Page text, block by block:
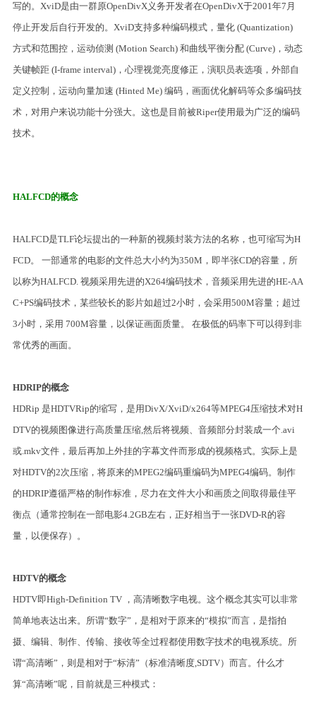
写的。XviD是由一群原OpenDivX义务开发者在OpenDivX于2001年7月
停止开发后自行开发的。XviD支持多种编码模式，量化 (Quantization)
方式和范围控，运动侦测 (Motion Search) 和曲线平衡分配 (Curve)，动态
关键帧距 (I-frame interval)，心理视觉亮度修正，演职员表选项，外部自
定义控制，运动向量加速 (Hinted Me) 编码，画面优化解码等众多编码技
术，对用户来说功能十分强大。这也是目前被Riper使用最为广泛的编码
技术。
HALFCD的概念
HALFCD是TLF论坛提出的一种新的视频封装方法的名称，也可缩写为H
FCD。 一部通常的电影的文件总大小约为350M，即半张CD的容量，所
以称为HALFCD. 视频采用先进的X264编码技术，音频采用先进的HE-AA
C+PS编码技术，某些较长的影片如超过2小时，会采用500M容量；超过
3小时，采用 700M容量，以保证画面质量。 在极低的码率下可以得到非
常优秀的画面。
HDRIP的概念
HDRip 是HDTVRip的缩写，是用DivX/XviD/x264等MPEG4压缩技术对H
DTV的视频图像进行高质量压缩,然后将视频、音频部分封装成一个.avi
或.mkv文件，最后再加上外挂的字幕文件而形成的视频格式。实际上是
对HDTV的2次压缩，将原来的MPEG2编码重编码为MPEG4编码。制作
的HDRIP遵循严格的制作标准，尽力在文件大小和画质之间取得最佳平
衡点（通常控制在一部电影4.2GB左右，正好相当于一张DVD-R的容
量，以便保存）。
HDTV的概念
HDTV即High-Definition TV ，高清晰数字电视。这个概念其实可以非常
简单地表达出来。所谓“数字”，是相对于原来的“模拟”而言，是指拍
摄、编辑、制作、传输、接收等全过程都使用数字技术的电视系统。所
谓“高清晰”，则是相对于“标清”（标准清晰度,SDTV）而言。什么才
算“高清晰”呢，目前就是三种模式：